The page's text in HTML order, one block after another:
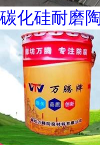
碳化硅耐磨